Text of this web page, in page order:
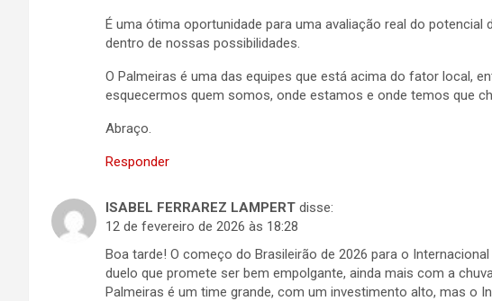
É uma ótima oportunidade para uma avaliação real do
dentro de nossas possibilidades.
O Palmeiras é uma das equipes que está acima do fator local,
esquecermos quem somos, onde estamos e onde temos que
Abraço.
Responder
ISABEL FERRAREZ LAMPERT disse:
12 de fevereiro de 2026 às 18:28
Boa tarde! O começo do Brasileirão de 2026 para o
duelo que promete ser bem empolgante, ainda mais com a
Palmeiras é um time grande, com um investimento alto, mas o